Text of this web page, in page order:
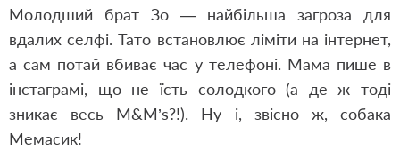
Молодший брат Зо — найбільша загроза для
вдалих селфі. Тато встановлює ліміти на інтернет,
а сам потай вбиває час у телефоні. Мама пише в
інстаграмі, що не їсть солодкого (а де ж тоді
зникає весь M&M’s?!). Ну і, звісно ж, собака
Мемасик!